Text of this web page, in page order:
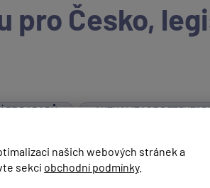
našich webových stránek a
sekci obchodní podmínky.
Česko,
RADARŮ AKTUALIZACE
ÚSEKOVÉ MĚŘENÍ MĚŘENÍ LASEREM
ANTIRADAR NA